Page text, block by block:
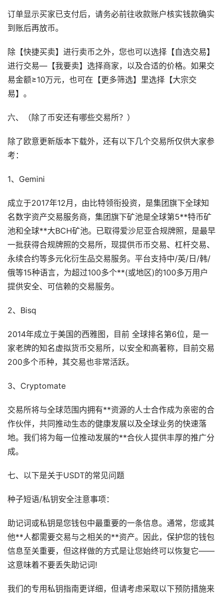
订单显示买家已支付后，请务必前往收款账户核实钱款确实
到账后再放币。
除【快捷买卖】进行卖币之外，您也可以选择【自选交易】
进行交易—【我要卖】选择商家，以及合适的价格。如果交
易金额≥10万元，也可在【更多筛选】里选择【大宗交
易】。
六、（除了币安还有哪些交易所？）
除了欧意更新版本下载外，还有以下几个交易所仅供大家参
考：
1、Gemini
成立于2017年12月，由比特领衔投资，是集团旗下全球知
名数字资产交易服务商，集团旗下矿池是全球第5**特币矿
池和全球**大BCH矿池。已取得爱沙尼亚合规牌照，是最早
一批获得合规牌照的交易所，现提供币币交易、杠杆交易、
永续合约等多元化衍生品交易服务。平台支持中/英/日/韩/
俄等15种语言，为超过100多个**(或地区)的100多万用户
提供安全、可信赖的交易服务。
2、Bisq
2014年成立于美国的西雅图，目前 全球排名第6位，是一
家老牌的知名虚拟货币交易所，以安全和高著称，目前交易
200多个币种，其交易也非常活跃。
3、Cryptomate
交易所将与全球范围内拥有**资源的人士合作成为亲密的合
作伙伴，共同推动生态的健康发展以及全球业务的快速落
地。我们将为每一位推动发展的**合伙人提供丰厚的推广分
成。
七、以下是关于USDT的常见问题
种子短语/私钥安全注意事项：
助记词或私钥是您钱包中最重要的一条信息。通常，您或其
他**人都需要交易与之相关的**资产。因此，保护您的钱包
信息至关重要，但这样做的方式是让您始终可以恢复它——
这意味着不要丢失助记词!
我们的专用私钥指南更详细，但请考虑采取以下预防措施来